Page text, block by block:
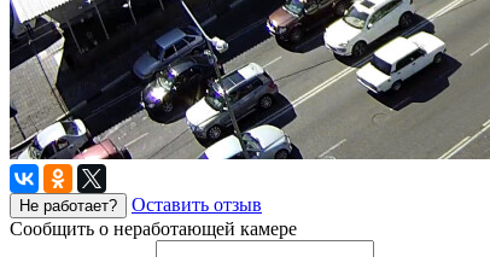
Не работает?
Оставить отзыв
Сообщить о неработающей камере